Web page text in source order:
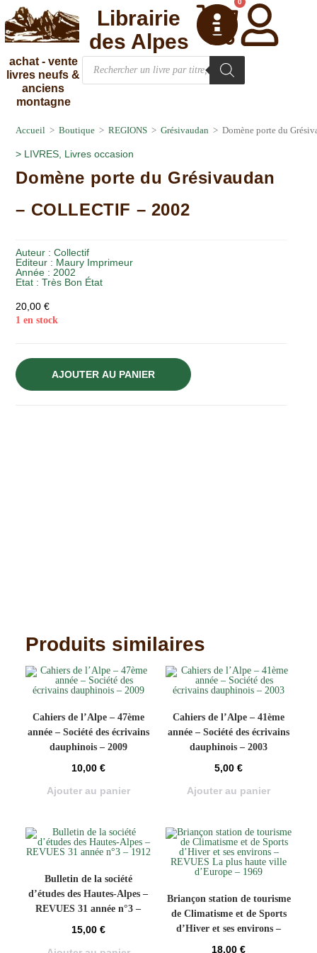
achat - vente
livres neufs &
anciens
montagne
0
Librairie
des Alpes
Accueil > Boutique > REGIONS > Grésivaudan > Domène porte du
> LIVRES, Livres occasion
Domène porte du Grésivaudan
– COLLECTIF – 2002
Auteur :Collectif
Editeur : Maury Imprimeur
Année :2002
Etat :Très Bon État
20,00€
1 en stock
AJOUTER AU PANIER
Produits similaires
Cahiers de l’Alpe – 47ème
année – Société des écrivains
dauphinois – 2009
10,00 €
Ajouter au panier
Cahiers de l’Alpe – 41ème
année – Société des écrivains
dauphinois – 2003
5,00€
Ajouter au panier
Bulletin de la société
d’études des Hautes-Alpes –
REVUES 31 année n°3 –
15,00 €
Briançon station de tourisme
de Climatisme et de Sports
d’Hiver et ses environs –
18,00€